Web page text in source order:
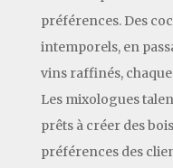
préférences. Des
intemporels, en
vins raffinés,
Les mixologues
prêts à créer des
préférences des